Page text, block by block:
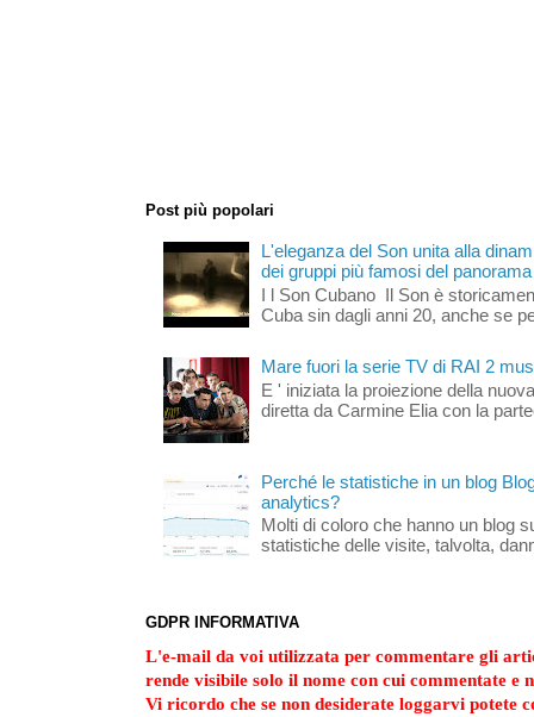
Post più popolari
L'eleganza del Son unita alla
dei gruppi più famosi del
I l Son Cubano Il Son è
Cuba sin dagli anni 20, anche se
Mare fuori la serie TV di RAI 2
E ' iniziata la proiezione della
diretta da Carmine Elia con la
Perché le statistiche in un blog
analytics?
Molti di coloro che hanno un blog
statistiche delle visite, talvolta,
GDPR INFORMATIVA
L'e-mail da voi utilizzata per commentare gli
rende visibile solo il nome con cui commentate e
Vi ricordo che se non desiderate loggarvi potete